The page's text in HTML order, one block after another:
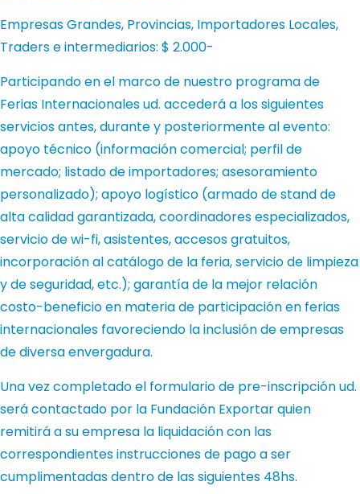
Empresas Grandes, Provincias, Importadores Locales,
Traders e intermediarios: $ 2.000-
Participando en el marco de nuestro programa de
Ferias Internacionales ud. accederá a los siguientes
servicios antes, durante y posteriormente al evento:
apoyo técnico (información comercial; perfil de
mercado; listado de importadores; asesoramiento
personalizado); apoyo logístico (armado de stand de
alta calidad garantizada, coordinadores especializados,
servicio de wi-fi, asistentes, accesos gratuitos,
incorporación al catálogo de la feria, servicio de limpieza
y de seguridad, etc.); garantía de la mejor relación
costo-beneficio en materia de participación en ferias
internacionales favoreciendo la inclusión de empresas
de diversa envergadura.
Una vez completado el formulario de pre-inscripción ud.
será contactado por la Fundación Exportar quien
remitirá a su empresa la liquidación con las
correspondientes instrucciones de pago a ser
cumplimentadas dentro de las siguientes 48hs.